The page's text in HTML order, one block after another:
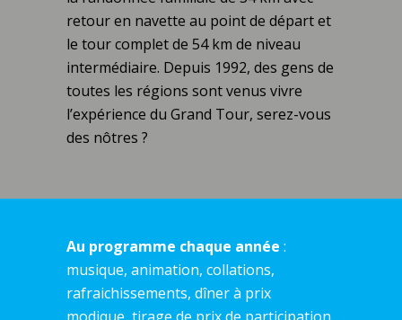
retour en navette au point de départ et
le tour complet de 54 km de niveau
intermédiaire. Depuis 1992, des gens de
toutes les régions sont venus vivre
l’expérience du Grand Tour, serez-vous
des nôtres ?
Au programme chaque année :
musique, animation, collations,
rafraichissements, dîner à prix